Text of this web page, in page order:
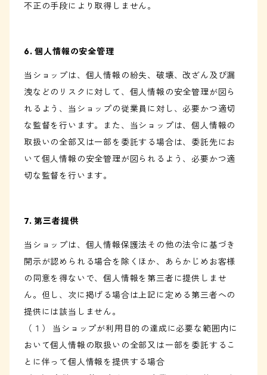
不正の手段により取得しません。
6. 個人情報の安全管理
当ショップは、個人情報の紛失、破壊、改ざん及び漏
洩などのリスクに対して、個人情報の安全管理が図ら
れるよう、当ショップの従業員に対し、必要かつ適切
な監督を行います。また、当ショップは、個人情報の
取扱いの全部又は一部を委託する場合は、委託先にお
いて個人情報の安全管理が図られるよう、必要かつ適
切な監督を行います。
7. 第三者提供
当ショップは、個人情報保護法その他の法令に基づき
開示が認められる場合を除くほか、あらかじめお客様
の同意を得ないで、個人情報を第三者に提供しませ
ん。但し、次に掲げる場合は上記に定める第三者への
提供には該当しません。
（１） 当ショップが利用目的の達成に必要な範囲内に
おいて個人情報の取扱いの全部又は一部を委託するこ
とに伴って個人情報を提供する場合